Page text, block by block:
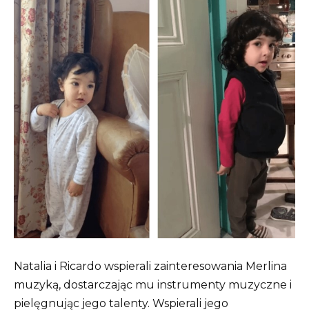
Natalia i Ricardo wspierali zainteresowania Merlina
muzyką, dostarczając mu instrumenty muzyczne i
pielęgnując jego talenty. Wspierali jego